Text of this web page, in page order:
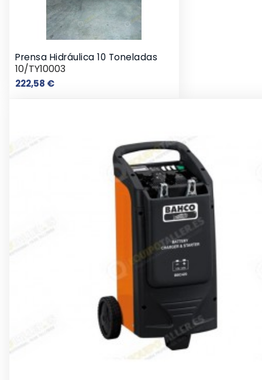
Prensa Hidráulica 10 Toneladas
10/TY10003
222,58 €Precio